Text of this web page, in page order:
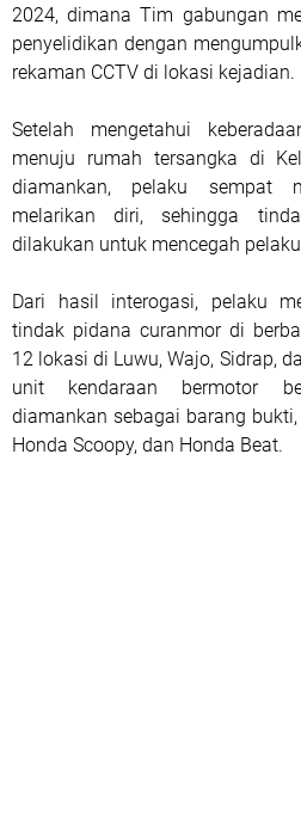
2024, dimana Tim gabungan
penyelidikan dengan
rekaman CCTV di lokasi kejadian.
Setelah mengetahui
menuju rumah tersangka di
diamankan, pelaku sempat
melarikan diri, sehingga
dilakukan untuk mencegah
Dari hasil interogasi, pelaku
tindak pidana curanmor di
12 lokasi di Luwu, Wajo, Sidrap,
unit kendaraan bermotor
diamankan sebagai barang
Honda Scoopy, dan Honda Beat.